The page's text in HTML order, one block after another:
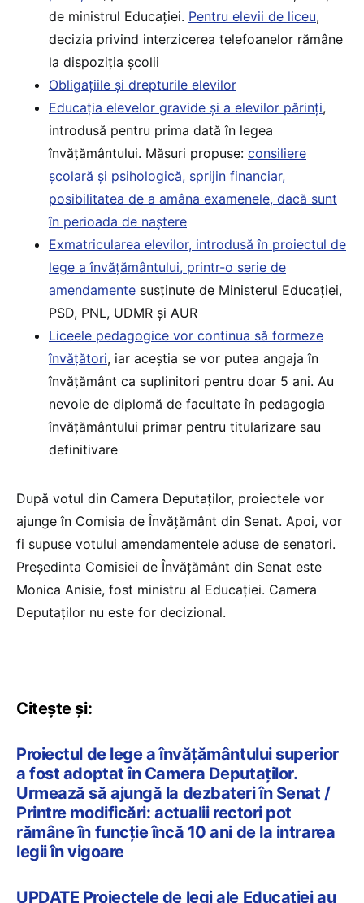
de ministrul Educației. Pentru elevii de liceu,
decizia privind interzicerea telefoanelor rămâne
la dispoziția școlii
Obligațiile și drepturile elevilor
Educația elevelor gravide și a elevilor părinți,
introdusă pentru prima dată în legea
învățământului. Măsuri propuse: consiliere
școlară și psihologică, sprijin financiar,
posibilitatea de a amâna examenele, dacă sunt
în perioada de naștere
Exmatricularea elevilor, introdusă în proiectul de
lege a învățământului, printr-o serie de
amendamente susținute de Ministerul Educației,
PSD, PNL, UDMR și AUR
Liceele pedagogice vor continua să formeze
învățători, iar aceștia se vor putea angaja în
învățământ ca suplinitori pentru doar 5 ani. Au
nevoie de diplomă de facultate în pedagogia
învățământului primar pentru titularizare sau
definitivare
După votul din Camera Deputaților, proiectele vor
ajunge în Comisia de Învățământ din Senat. Apoi, vor
fi supuse votului amendamentele aduse de senatori.
Președinta Comisiei de Învățământ din Senat este
Monica Anisie, fost ministru al Educației. Camera
Deputaților nu este for decizional.
Citește și:
Proiectul de lege a învățământului superior
a fost adoptat în Camera Deputaților.
Urmează să ajungă la dezbateri în Senat /
Printre modificări: actualii rectori pot
rămâne în funcție încă 10 ani de la intrarea
legii în vigoare
UPDATE Proiectele de legi ale Educației au